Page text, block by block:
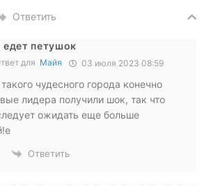
Ответить
едет петушок
для Майя 03 июля 2023 08:59
чудесного города конечно
лидера получили шок, так что
ожидать еще больше
Ответить